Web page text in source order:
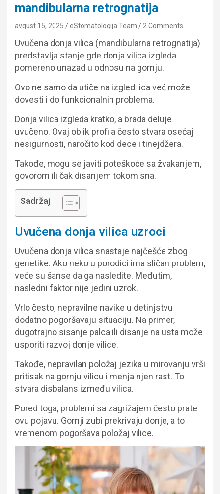
mandibularna retrognatija
avgust 15, 2025 eStomatologija Team 2 Comments
Uvučena donja vilica (mandibularna retrognatija)
predstavlja stanje gde donja vilica izgleda
pomereno unazad u odnosu na gornju.
Ovo ne samo da utiče na izgled lica već može
dovesti i do funkcionalnih problema.
Donja vilica izgleda kratko, a brada deluje
uvučeno. Ovaj oblik profila često stvara osećaj
nesigurnosti, naročito kod dece i tinejdžera.
Takođe, mogu se javiti poteškoće sa žvakanjem,
govorom ili čak disanjem tokom sna.
Sadržaj
Uvučena donja vilica uzroci
Uvučena donja vilica snastaje najčešće zbog
genetike. Ako neko u porodici ima sličan problem,
veće su šanse da ga nasledite. Međutim,
nasledni faktor nije jedini uzrok.
Vrlo često, nepravilne navike u detinjstvu
dodatno pogoršavaju situaciju. Na primer,
dugotrajno sisanje palca ili disanje na usta može
usporiti razvoj donje vilice.
Takođe, nepravilan položaj jezika u mirovanju vrši
pritisak na gornju vilicu i menja njen rast. To
stvara disbalans između vilica.
Pored toga, problemi sa zagrižajem često prate
ovu pojavu. Gornji zubi prekrivaju donje, a to
vremenom pogoršava položaj vilice.